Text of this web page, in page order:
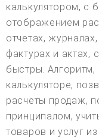
калькулятором, с
отображением
отчетах,
фактурах и актах,
быстры.
калькуляторе,
расчеты продаж,
принципалом,
товаров и услуг